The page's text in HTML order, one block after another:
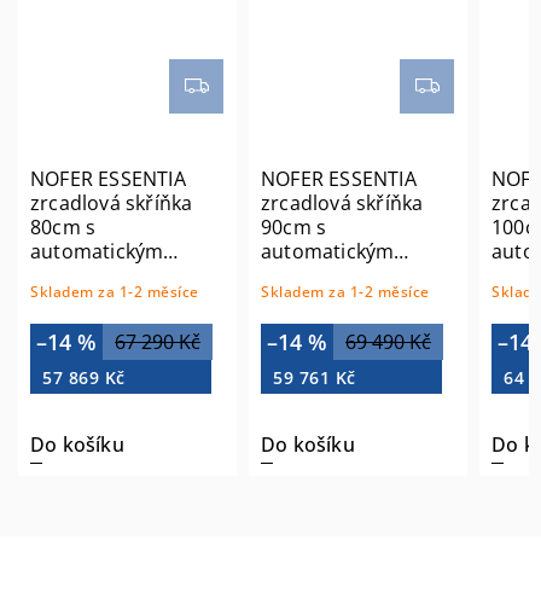
NOFER ESSENTIA
zrcadlová skříňka
80cm s
automatickým
zásobníkem na
papírové ručníky
MUM000124
Skladem za 1-2 měsíce
67 290 Kč
–14 %
57 869 Kč
Do košíku
NOFER ESSENTIA
zrcadlová skříňka
90cm s
automatickým
zásobníkem na
papírové ručníky
MUM000125
Skladem za 1-2 měsíce
69 490 Kč
–14 %
59 761 Kč
Do košíku
–14
64
Do